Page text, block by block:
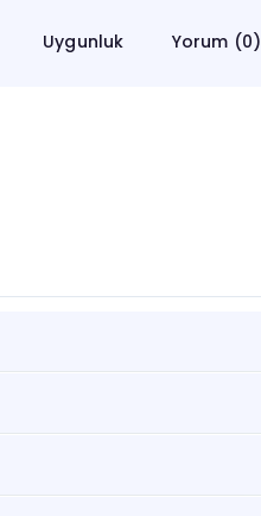
Uygunluk Yorum (0)